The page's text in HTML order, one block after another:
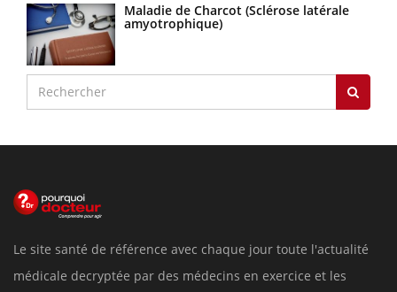
Maladie de Charcot (Sclérose latérale
amyotrophique)
Le site santé de référence avec chaque jour toute l'actualité
médicale decryptée par des médecins en exercice et les